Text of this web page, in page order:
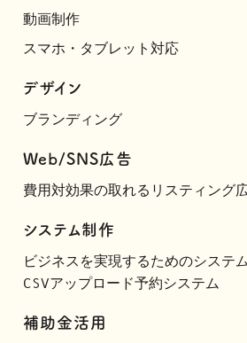
動画制作
スマホ・タブレット対応
デザイン
ブランディング
Web/SNS広告
費用対効果の取れるリスティング
システム制作
ビジネスを実現するためのシステ
CSVアップロード予約システム
補助金活用